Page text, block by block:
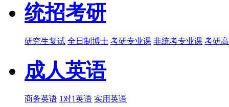
统招考研
研究生复试 全日制博士 考研专业课 非统考专业课 考研
成人英语
商务英语 1对1英语 实用英语